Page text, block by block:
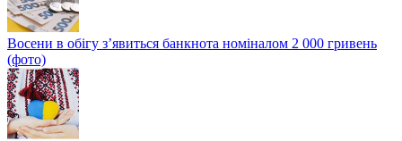
Восени в обігу з’явиться банкнота номіналом 2 000 гривень
(фото)